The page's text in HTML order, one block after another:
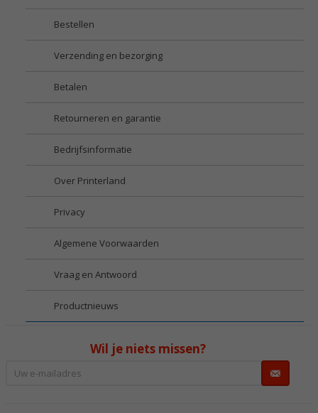
Bestellen
Verzending en bezorging
Betalen
Retourneren en garantie
Bedrijfsinformatie
Over Printerland
Privacy
Algemene Voorwaarden
Vraag en Antwoord
Productnieuws
Wil je niets missen?